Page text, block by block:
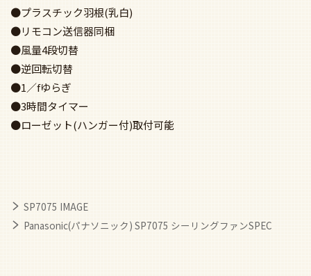
●プラスチック羽根(乳白)
●リモコン送信器同梱
●風量4段切替
●逆回転切替
●1／fゆらぎ
●3時間タイマー
●ローゼット(ハンガー付)取付可能
SP7075 IMAGE
Panasonic(パナソニック) SP7075 シーリングファンSPEC